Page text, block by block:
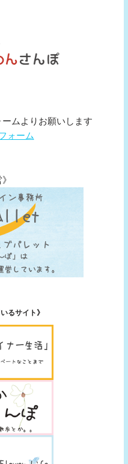
ムよりお願いします
ォーム
るサイト》